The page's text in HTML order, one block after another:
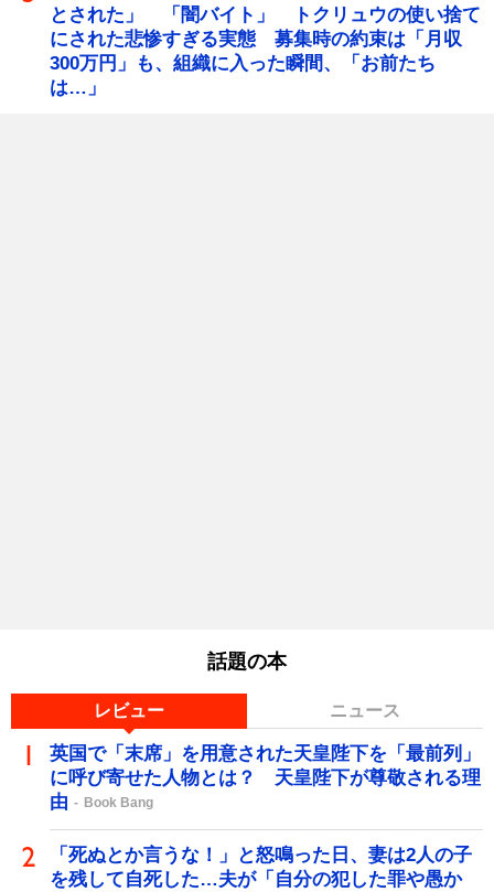
とされた」 「闇バイト」 トクリュウの使い捨て
にされた悲惨すぎる実態 募集時の約束は「月収
300万円」も、組織に入った瞬間、「お前たち
は…」
話題の本
レビュー ニュース
英国で「末席」を用意された天皇陛下を「最前列」
に呼び寄せた人物とは？ 天皇陛下が尊敬される理
由
Book Bang
「死ぬとか言うな！」と怒鳴った日、妻は2人の子
を残して自死した…夫が「自分の犯した罪や愚か